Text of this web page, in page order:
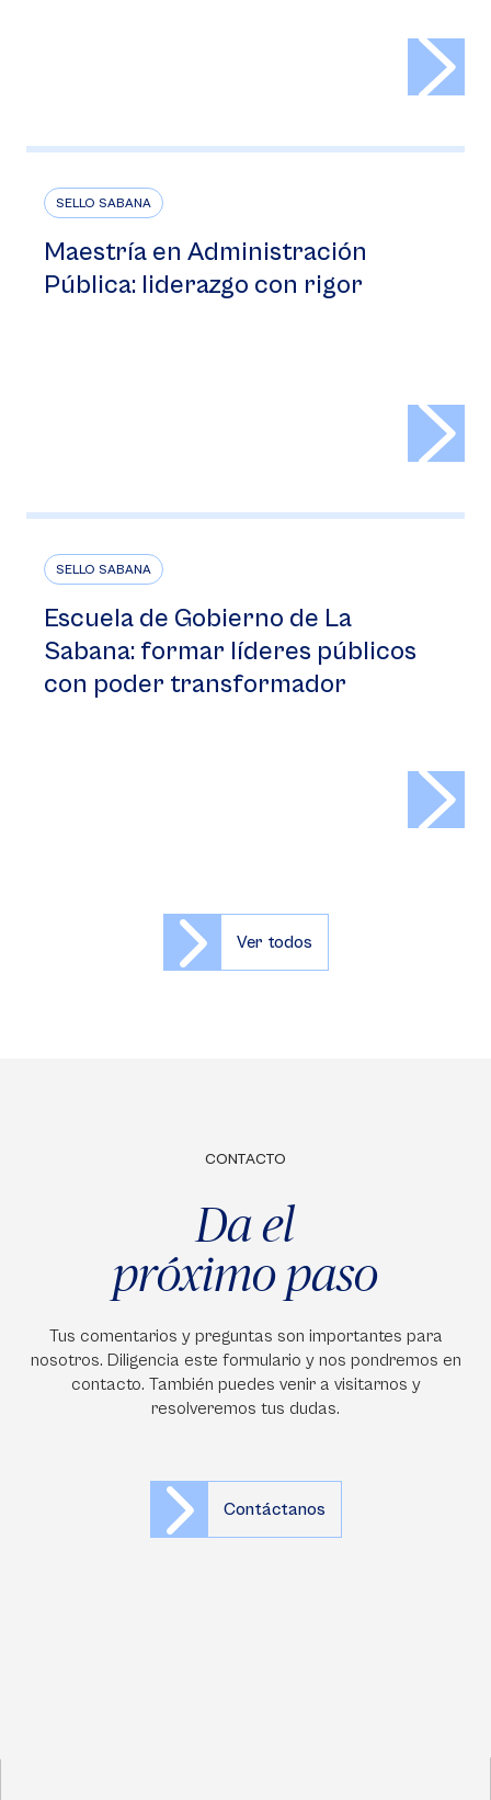
SELLO SABANA
Maestría en Administración
Pública: liderazgo con rigor
SELLO SABANA
Escuela de Gobierno de La
Sabana: formar líderes públicos
con poder transformador
Ver todos
CONTACTO
Da el
próximo paso
Tus comentarios y preguntas son importantes para
nosotros. Diligencia este formulario y nos pondremos en
contacto. También puedes venir a visitarnos y
resolveremos tus dudas.
Contáctanos